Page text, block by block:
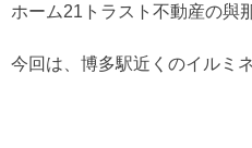
ホーム21トラスト不動産の與
今回は、博多駅近くのイルミ